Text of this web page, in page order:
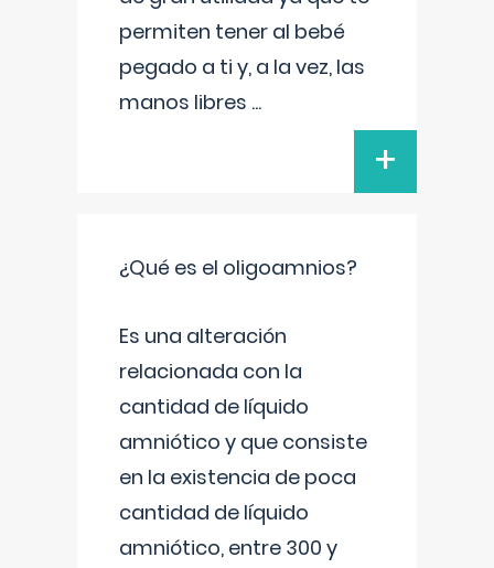
permiten tener al bebé
pegado a ti y, a la vez, las
manos libres ...
+
¿Qué es el oligoamnios?
Es una alteración
relacionada con la
cantidad de líquido
amniótico y que consiste
en la existencia de poca
cantidad de líquido
amniótico, entre 300 y